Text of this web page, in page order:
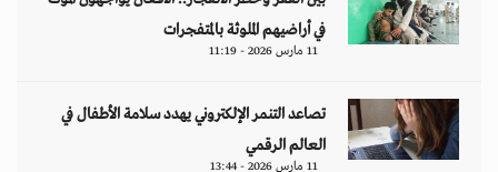
في أراضيهم الملوثة بالمتفجرات
11 مارس 2026 - 11:19
تصاعد التنمر الإلكتروني يهدد سلامة الأطفال في
العالم الرقمي
11 مارس 2026 - 13:44